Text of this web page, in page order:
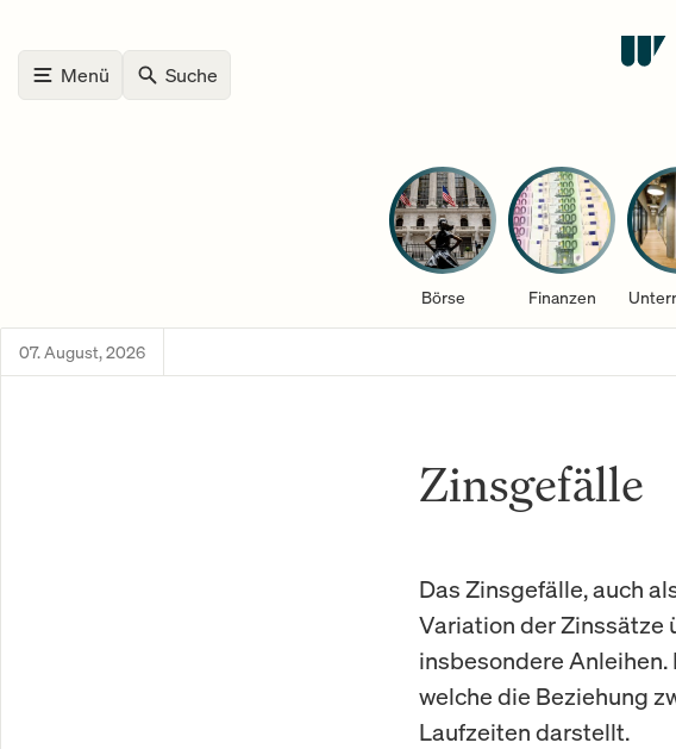
Menü Suche
Börse Finanzen
07. August, 2026
Zinsgefälle
Das Zinsgefälle, auch
Variation der Zinssätze
insbesondere
welche die Beziehung
Laufzeiten darstellt.